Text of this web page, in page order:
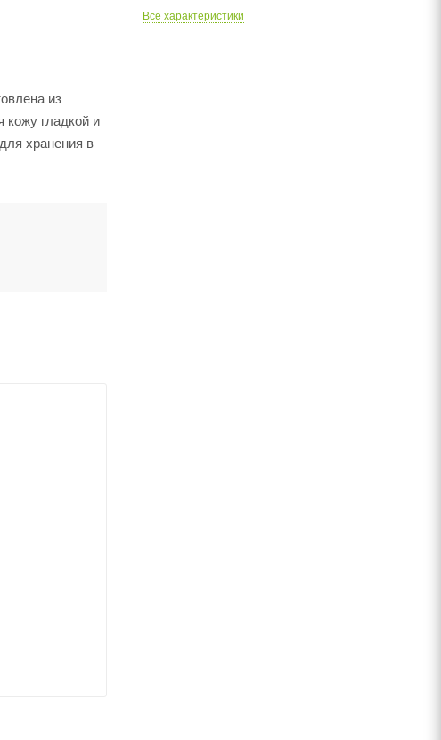
из
кожу гладкой и
хранения в
Все характеристики